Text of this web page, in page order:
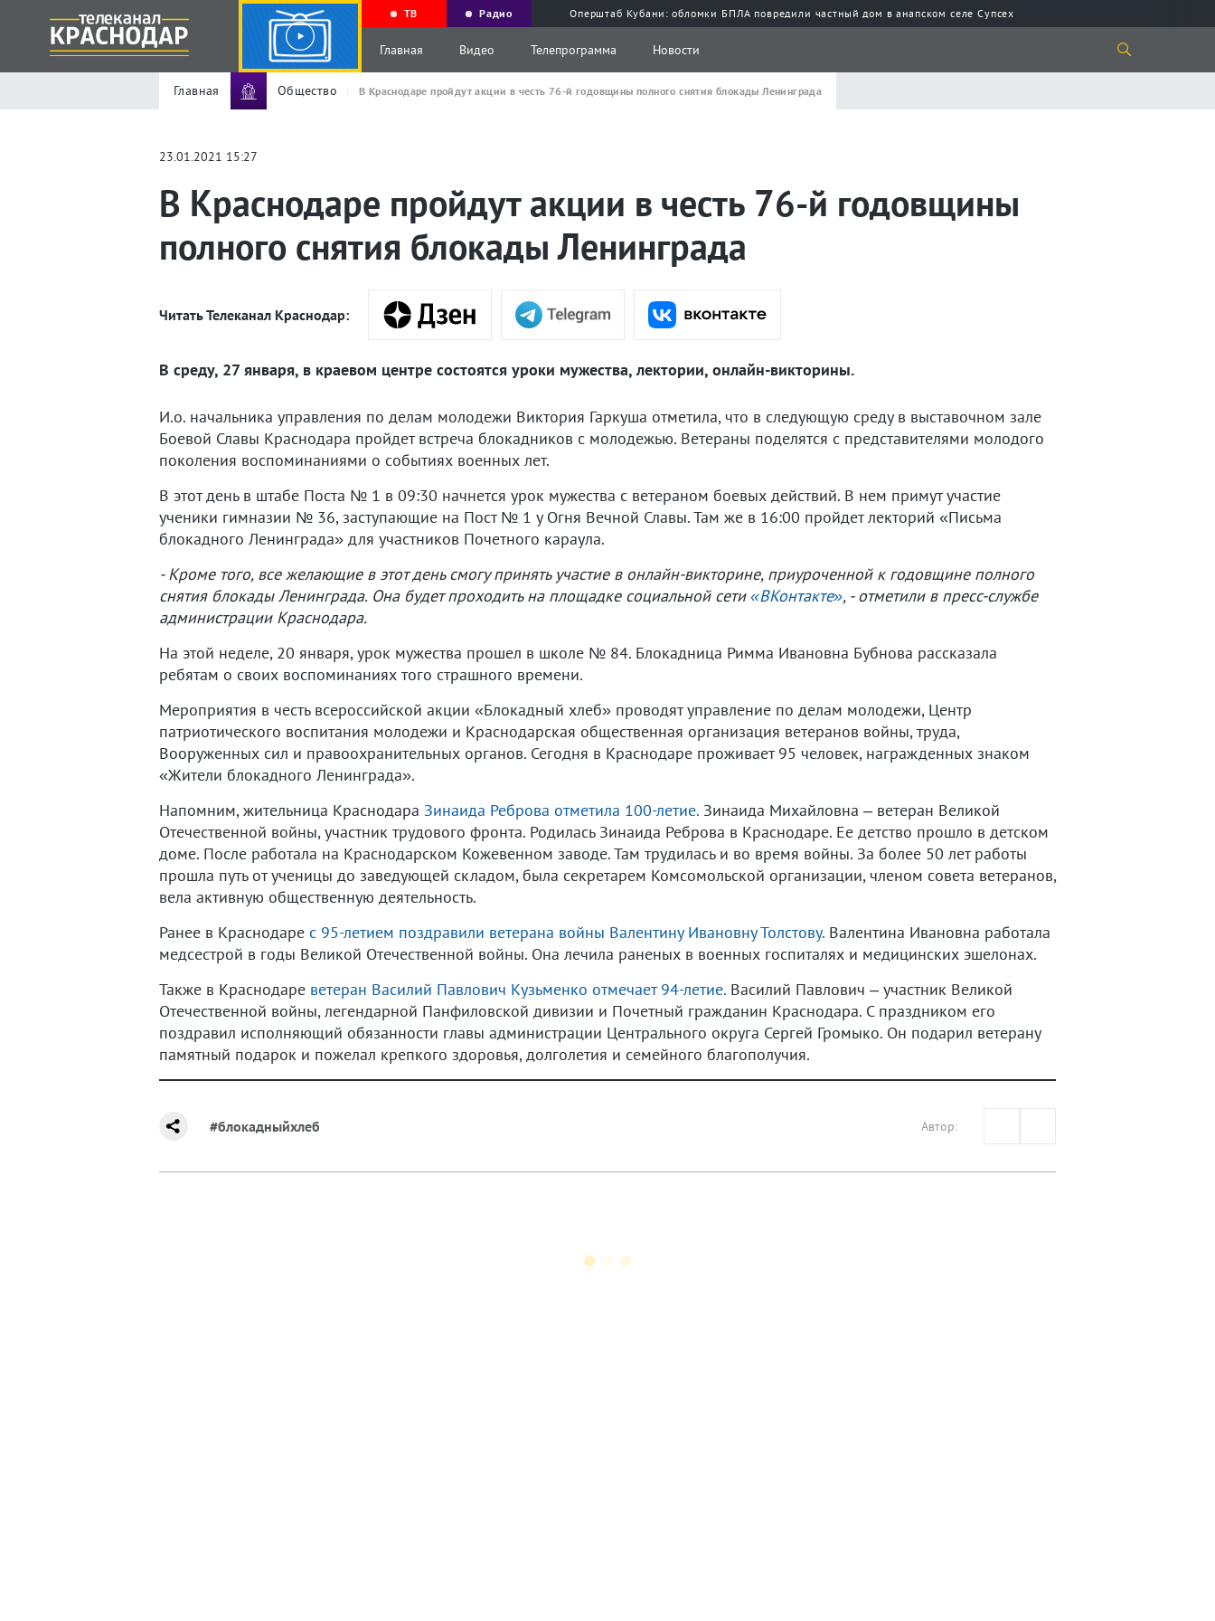
ТВ Радио Оперштаб Кубани: обломки БПЛА повредили частный дом в анапском селе Супсех
Главная Видео Телепрограмма Новости
Главная Общество В Краснодаре пройдут акции в честь 76-й годовщины полного снятия блокады Ленинграда
23.01.2021 15:27
В Краснодаре пройдут акции в честь 76-й годовщины
полного снятия блокады Ленинграда
Читать Телеканал Краснодар:
В среду, 27 января, в краевом центре состоятся уроки мужества, лектории, онлайн-викторины.
И.о. начальника управления по делам молодежи Виктория Гаркуша отметила, что в следующую среду в выставочном зале
Боевой Славы Краснодара пройдет встреча блокадников с молодежью. Ветераны поделятся с представителями молодого
поколения воспоминаниями о событиях военных лет.
В этот день в штабе Поста № 1 в 09:30 начнется урок мужества с ветераном боевых действий. В нем примут участие
ученики гимназии № 36, заступающие на Пост № 1 у Огня Вечной Славы. Там же в 16:00 пройдет лекторий «Письма
блокадного Ленинграда» для участников Почетного караула.
- Кроме того, все желающие в этот день смогу принять участие в онлайн-викторине, приуроченной к годовщине полного
снятия блокады Ленинграда. Она будет проходить на площадке социальной сети«ВКонтакте», - отметили в пресс-службе
администрации Краснодара.
На этой неделе, 20 января, урок мужества прошел в школе № 84. Блокадница Римма Ивановна Бубнова рассказала
ребятам о своих воспоминаниях того страшного времени.
Мероприятия в честь всероссийской акции «Блокадный хлеб» проводят управление по делам молодежи, Центр
патриотического воспитания молодежи и Краснодарская общественная организация ветеранов войны, труда,
Вооруженных сил и правоохранительных органов. Сегодня в Краснодаре проживает 95 человек, награжденных знаком
«Жители блокадного Ленинграда».
Напомним, жительница Краснодара Зинаида Реброва отметила 100-летие. Зинаида Михайловна – ветеран Великой
Отечественной войны, участник трудового фронта. Родилась Зинаида Реброва в Краснодаре. Ее детство прошло в детском
доме. После работала на Краснодарском Кожевенном заводе. Там трудилась и во время войны. За более 50 лет работы
прошла путь от ученицы до заведующей складом, была секретарем Комсомольской организации, членом совета ветеранов,
вела активную общественную деятельность.
Ранее в Краснодаре с 95-летием поздравили ветерана войны Валентину Ивановну Толстову. Валентина Ивановна работала
медсестрой в годы Великой Отечественной войны. Она лечила раненых в военных госпиталях и медицинских эшелонах.
Также в Краснодаре ветеран Василий Павлович Кузьменко отмечает 94-летие. Василий Павлович – участник Великой
Отечественной войны, легендарной Панфиловской дивизии и Почетный гражданин Краснодара. С праздником его
поздравил исполняющий обязанности главы администрации Центрального округа Сергей Громыко. Он подарил ветерану
памятный подарок и пожелал крепкого здоровья, долголетия и семейного благополучия.
#блокадныйхлеб Автор: